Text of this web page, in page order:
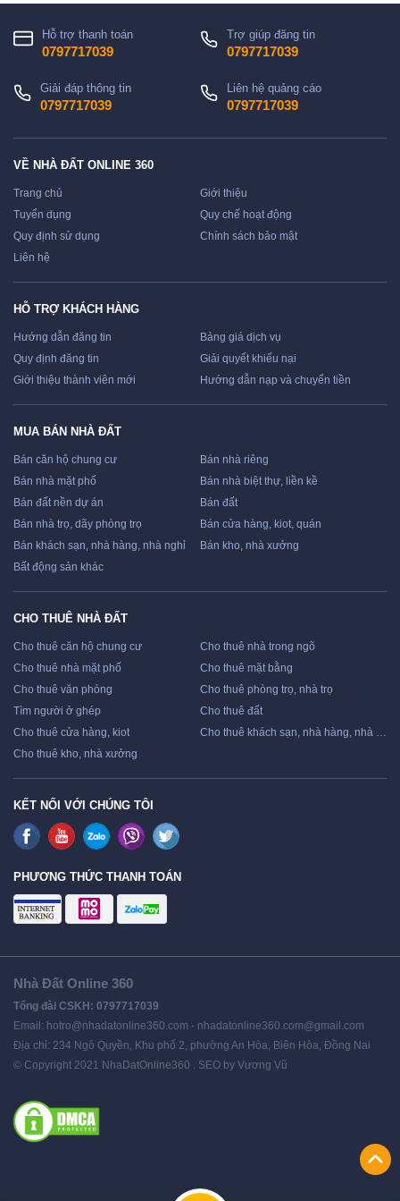
Hỗ trợ thanh toán
0797717039
Trợ giúp đăng tin
0797717039
Giải đáp thông tin
0797717039
Liên hệ quảng cáo
0797717039
VỀ NHÀ ĐẤT ONLINE 360
Trang chủ
Giới thiệu
Tuyển dụng
Quy chế hoạt động
Quy định sử dụng
Chính sách bảo mật
Liên hệ
HỖ TRỢ KHÁCH HÀNG
Hướng dẫn đăng tin
Bảng giá dịch vụ
Quy định đăng tin
Giải quyết khiếu nại
Giới thiệu thành viên mới
Hướng dẫn nạp và chuyển tiền
MUA BÁN NHÀ ĐẤT
Bán căn hộ chung cư
Bán nhà riêng
Bán nhà mặt phố
Bán nhà biệt thự, liền kề
Bán đất nền dự án
Bán đất
Bán nhà trọ, dãy phòng trọ
Bán cửa hàng, kiot, quán
Bán khách sạn, nhà hàng, nhà nghỉ
Bán kho, nhà xưởng
Bất động sản khác
CHO THUÊ NHÀ ĐẤT
Cho thuê căn hộ chung cư
Cho thuê nhà trong ngõ
Cho thuê nhà mặt phố
Cho thuê mặt bằng
Cho thuê văn phòng
Cho thuê phòng trọ, nhà trọ
Tìm người ở ghép
Cho thuê đất
Cho thuê cửa hàng, kiot
Cho thuê khách sạn, nhà hàng, nhà nghỉ
Cho thuê kho, nhà xưởng
KẾT NỐI VỚI CHÚNG TÔI
PHƯƠNG THỨC THANH TOÁN
Nhà Đất Online 360
Tổng đài CSKH: 0797717039
Email: hotro@nhadatonline360.com - nhadatonline360.com@gmail.com
Địa chỉ: 234 Ngô Quyền, Khu phố 2, phường An Hòa, Biên Hòa, Đồng Nai
© Copyright 2021 NhaDatOnline360 . SEO by Vương Vũ